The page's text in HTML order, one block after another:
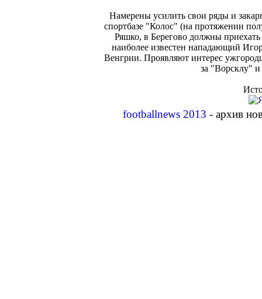
Намерены усилить свои ряды и
спортбазе "Колос" (на протяжении
Ряшко, в Берегово должны
наиболее известен нападающий
Венгрии. Проявляют интерес
за "Ворсклу"
footballnews 2013 - архив